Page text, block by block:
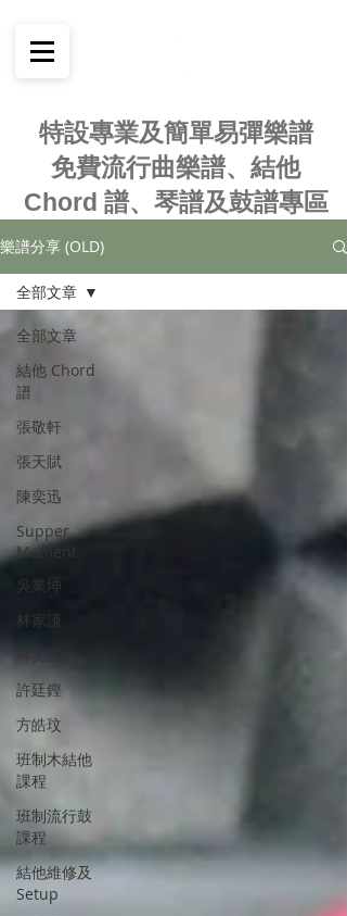
特設專業及簡單易彈樂譜
免費流行曲樂譜、結他
Chord 譜、琴譜及鼓譜專區
樂譜分享 (OLD)
全部文章
結他 Chord
譜
張敬軒
張天賦
陳奕迅
Supper
Moment
吳業坤
林家謙
林奕匡
許廷鏗
方皓玟
班制木結他
課程
班制流行鼓
課程
結他維修及
Setup
全部文章